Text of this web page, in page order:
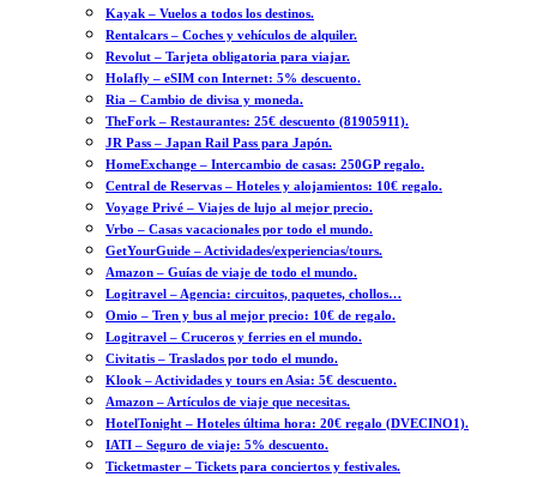
Kayak – Vuelos a todos los destinos.
Rentalcars – Coches y vehículos de alquiler.
Revolut – Tarjeta obligatoria para viajar.
Holafly – eSIM con Internet: 5% descuento.
Ria – Cambio de divisa y moneda.
TheFork – Restaurantes: 25€ descuento (81905911).
JR Pass – Japan Rail Pass para Japón.
HomeExchange – Intercambio de casas: 250GP regalo.
Central de Reservas – Hoteles y alojamientos: 10€ regalo.
Voyage Privé – Viajes de lujo al mejor precio.
Vrbo – Casas vacacionales por todo el mundo.
GetYourGuide – Actividades/experiencias/tours.
Amazon – Guías de viaje de todo el mundo.
Logitravel – Agencia: circuitos, paquetes, chollos…
Omio – Tren y bus al mejor precio: 10€ de regalo.
Logitravel – Cruceros y ferries en el mundo.
Civitatis – Traslados por todo el mundo.
Klook – Actividades y tours en Asia: 5€ descuento.
Amazon – Artículos de viaje que necesitas.
HotelTonight – Hoteles última hora: 20€ regalo (DVECINO1).
IATI – Seguro de viaje: 5% descuento.
Ticketmaster – Tickets para conciertos y festivales.